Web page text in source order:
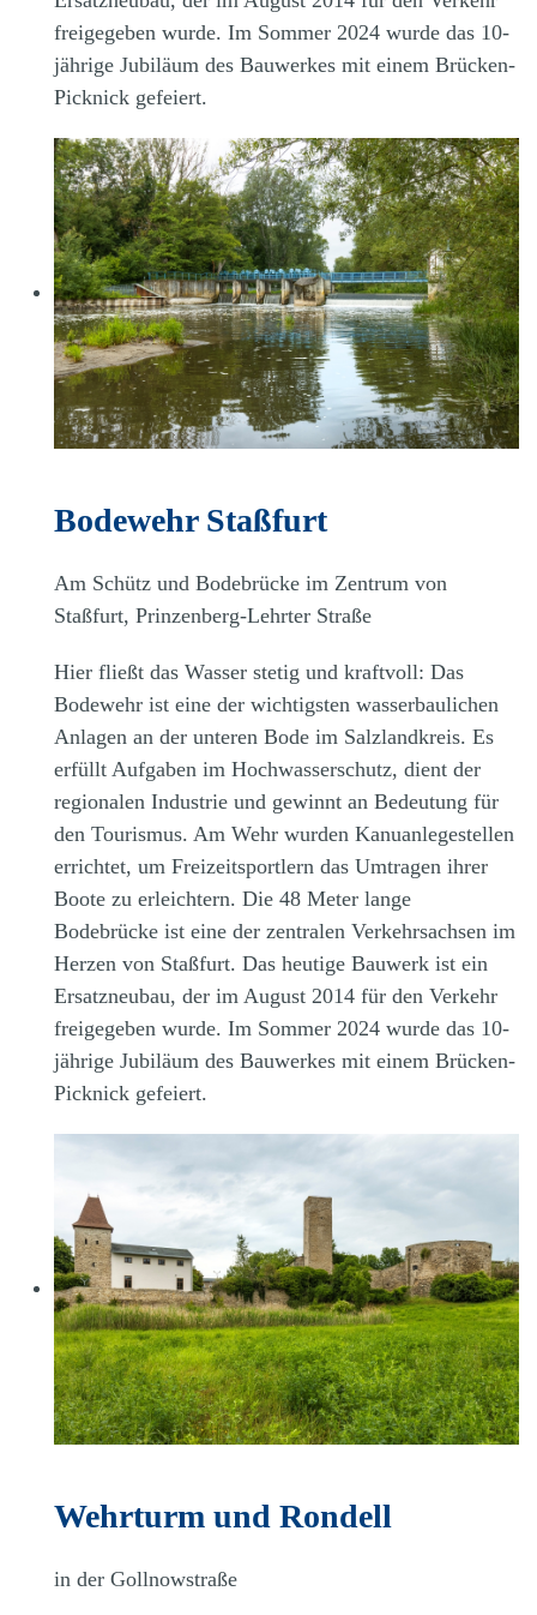
freigegeben wurde. Im Sommer 2024 wurde das 10-
jährige Jubiläum des Bauwerkes mit einem Brücken-
Picknick gefeiert.
Bodewehr Staßfurt
Am Schütz und Bodebrücke im Zentrum von
Staßfurt, Prinzenberg-Lehrter Straße
Hier fließt das Wasser stetig und kraftvoll: Das
Bodewehr ist eine der wichtigsten wasserbaulichen
Anlagen an der unteren Bode im Salzlandkreis. Es
erfüllt Aufgaben im Hochwasserschutz, dient der
regionalen Industrie und gewinnt an Bedeutung für
den Tourismus. Am Wehr wurden Kanuanlegestellen
errichtet, um Freizeitsportlern das Umtragen ihrer
Boote zu erleichtern. Die 48 Meter lange
Bodebrücke ist eine der zentralen Verkehrsachsen im
Herzen von Staßfurt. Das heutige Bauwerk ist ein
Ersatzneubau, der im August 2014 für den Verkehr
freigegeben wurde. Im Sommer 2024 wurde das 10-
jährige Jubiläum des Bauwerkes mit einem Brücken-
Picknick gefeiert.
Wehrturm und Rondell
in der Gollnowstraße